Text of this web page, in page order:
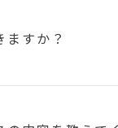
すか？